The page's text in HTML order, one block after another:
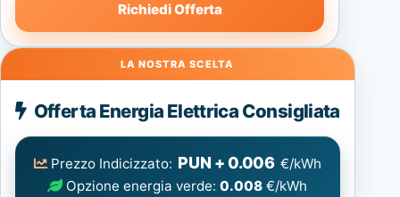
Richiedi Offerta
Energia
Elettrica
consigliata
Offerta Energia Elettrica Consigliata
Prezzo Indicizzato: PUN + 0.006 €/kWh
Opzione energia verde:0.008 €/kWh